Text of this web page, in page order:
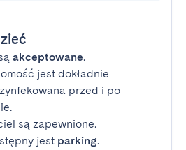
akceptowane.
jest dokładnie
przed i po
są zapewnione.
jest parking.